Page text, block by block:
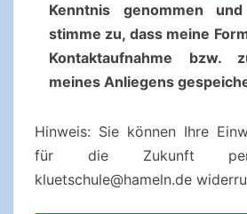
Kenntnis genommen
stimme zu, dass meine
Kontaktaufnahme bzw.
meines Anliegens
Hinweis: Sie können Ihre
für die Zukunft
kluetschule@hameln.de